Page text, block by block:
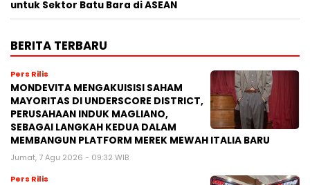
untuk Sektor Batu Bara di ASEAN
BERITA TERBARU
Pers Rilis
MONDEVITA MENGAKUISISI SAHAM
MAYORITAS DI UNDERSCORE DISTRICT,
PERUSAHAAN INDUK MAGLIANO,
SEBAGAI LANGKAH KEDUA DALAM
MEMBANGUN PLATFORM MEREK MEWAH ITALIA BARU
Jumat, 7 Agu 2026 - 09:32 WIB
Pers Rilis